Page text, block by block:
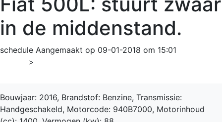
in de middenstand.
schedule Aangemaakt op 09-01-2018 om 15:01
>
Bouwjaar: 2016, Brandstof: Benzine, Transmissie:
Handgeschakeld, Motorcode: 940B7000, Motorinhoud